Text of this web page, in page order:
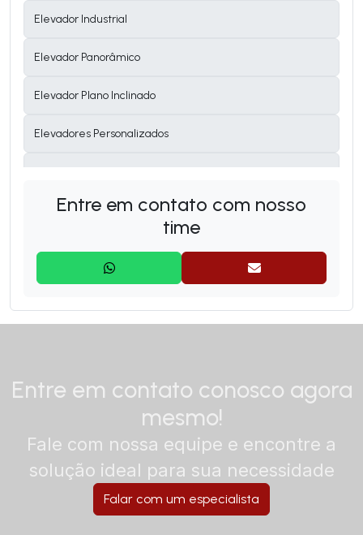
Elevador Industrial
Elevador Panorâmico
Elevador Plano Inclinado
Elevadores Personalizados
Entre em contato com nosso
time
Entre em contato conosco agora
mesmo!
Fale com nossa equipe e encontre a
solução ideal para sua necessidade
Falar com um especialista